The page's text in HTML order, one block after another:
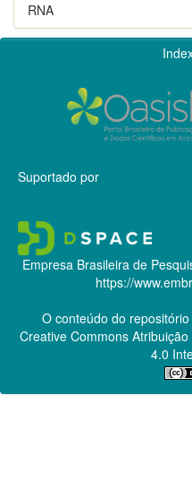
RNA
Suportado por
Empresa Brasileira de
https://
O conteúdo do
Creative CommonsAtribuição
4.0